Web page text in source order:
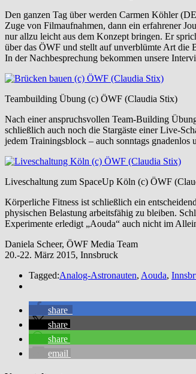
Den ganzen Tag über werden Carmen Köhler
Zuge von Filmaufnahmen, dann ein erfahrener
nur allzu leicht aus dem Konzept bringen. Er
über das ÖWF und stellt auf unverblümte Art die
In der Nachbesprechung bekommen unsere
Teambuilding Übung (c) ÖWF (Claudia Stix)
Nach einer anspruchsvollen Team-Building
schließlich auch noch die Stargäste einer Live-
jedem Trainingsblock – auch sonntags
Liveschaltung zum SpaceUp Köln (c) ÖWF
Körperliche Fitness ist schließlich ein
physischen Belastung arbeitsfähig zu bleiben.
Experimente erledigt „Aouda“ auch nicht im
Daniela Scheer, ÖWF Media Team
20.-22. März 2015, Innsbruck
Tagged:Analog-Astronauten, Aouda,
share
share
share
email